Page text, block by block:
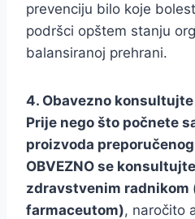
prevenciju bilo koje
podršci opštem stanju
balansiranoj prehrani.
4. Obavezno
Prije nego što počnete
proizvoda
OBVEZNO se
zdravstvenim radnikom
farmaceutom), naročito